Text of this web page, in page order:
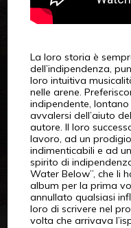
La loro storia è
dell’indipendenza,
loro intuitiva
nelle arene.
indipendente,
avvalersi dell’aiuto
autore. Il loro
lavoro, ad un
indimenticabili e ad
spirito di
Water Below”, che li
album per la prima
annullato qualsiasi
loro di scrivere nel
volta che arrivava